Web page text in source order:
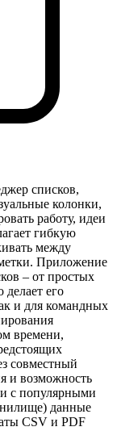
списков,
колонки,
работу, идеи
гибкую
между
Приложение
– от простых
его
и для командных
времени,
совместный
и возможность
с популярными
данные
CSV и PDF